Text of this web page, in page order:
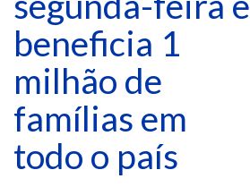
beneficia 1
milhão de
famílias em
todo o país